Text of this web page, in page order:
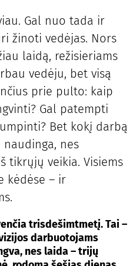
Gal nuo tada ir
žinoti vedėjas. Nors
laidą, režisieriams
vedėju, bet visą
prie pulto: kaip
Gal patempti
Bet kokį darbą
nes
tikrųjų veikia. Visiems
kėdėse – ir
trisdešimtmetį. Tai –
darbuotojams
nes laida – trijų